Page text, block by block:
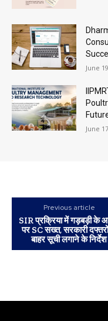
June
June
Previous article
SIR प्रक्रिया में गड़बड़ी के
पर SC सख्त, सरकारी
बाहर सूची लगाने के निर्देश